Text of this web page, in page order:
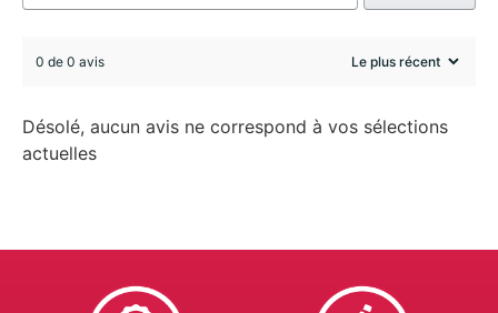
0 de 0 avis
Désolé, aucun avis ne correspond à vos sélections
actuelles